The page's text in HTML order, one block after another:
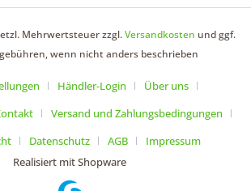
Mehrwertsteuer zzgl.Versandkosten und ggf.
wenn nicht anders beschrieben
Händler-Login
Über uns
Versand und Zahlungsbedingungen
Datenschutz AGB
Impressum
Realisiert mit Shopware